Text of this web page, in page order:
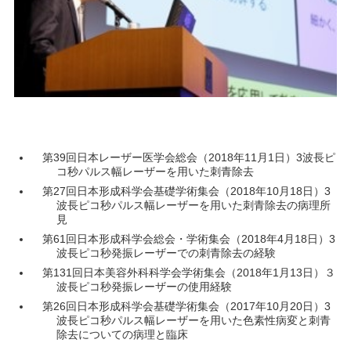
第39回日本レーザー医学会総会（2018年11月1日）3波長ピ
コ秒パルス幅レーザーを用いた刺青除去
第27回日本形成科学会基礎学術集会（2018年10月18日）3
波長ピコ秒パルス幅レーザーを用いた刺青除去の病理所
見
第61回日本形成科学会総会・学術集会（2018年4月18日）3
波長ピコ秒発振レーザーでの刺青除去の経験
第131回日本美容外科科学会学術集会（2018年1月13日）３
波長ピコ秒発振レーザーの使用経験
第26回日本形成科学会基礎学術集会（2017年10月20日）3
波長ピコ秒パルス幅レーザーを用いた色素性病変と刺青
除去についての病理と臨床